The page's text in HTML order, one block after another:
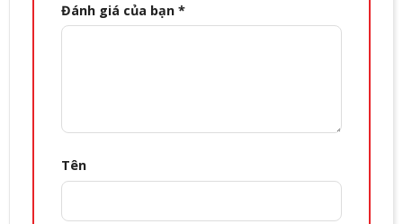
Đánh giá của bạn *
Tên